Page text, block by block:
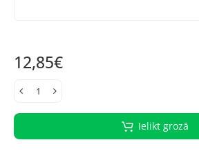
12,85€
Ielikt grozā